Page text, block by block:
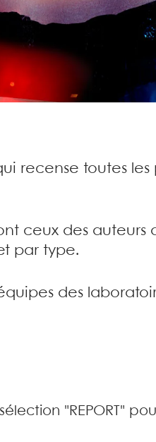
recense toutes les
ceux des
par type.
des
"REPORT"